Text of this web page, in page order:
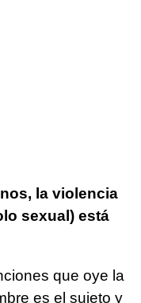
la violencia
sexual) está
que oye la
es el sujeto y